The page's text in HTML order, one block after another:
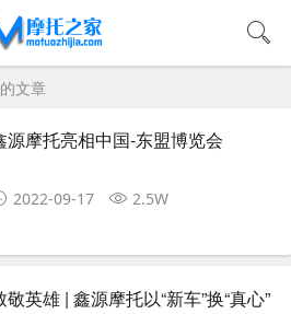
文章
源摩托亮相中国-东盟博览会
2022-09-17 2.5W
敬英雄 | 鑫源摩托以“新车”换“真心”